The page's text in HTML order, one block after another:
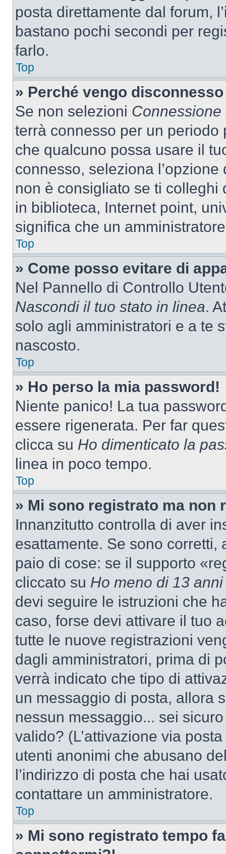
posta direttamente dal forum,
bastano pochi secondi per
farlo.
Top
» Perché vengo
Se non selezioni
terrà connesso per un
che qualcuno possa usare il
connesso, seleziona
non è consigliato se ti
in biblioteca, Internet point,
significa che un
Top
» Come posso evitare di
Nel Pannello di Controllo
Nascondi il tuo stato in linea.
solo agli amministratori e a te
nascosto.
Top
» Ho perso la mia password!
Niente panico! La tua
essere rigenerata. Per far
clicca su Ho dimenticato la
linea in poco tempo.
Top
» Mi sono registrato ma non
Innanzitutto controlla di aver
esattamente. Se sono
paio di cose: se il supporto
cliccato su Ho meno di 13 anni
devi seguire le istruzioni che
caso, forse devi attivare il tuo
tutte le nuove registrazioni
dagli amministratori, prima di
verrà indicato che tipo di
un messaggio di posta, allora
nessun messaggio... sei
valido? (L’attivazione via
utenti anonimi che abusano
l’indirizzo di posta che hai
contattare un amministratore.
Top
» Mi sono registrato tempo